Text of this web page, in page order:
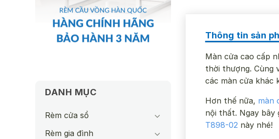
DANH MỤC
Rèm cửa sổ
Rèm gia đình
Thông tin sản
Màn cửa cao cấp
thời thượng. Cùng
các màn cửa khác
Hơn thế nữa, màn
nội thất. Ngay bây
T898-02 này nhé!